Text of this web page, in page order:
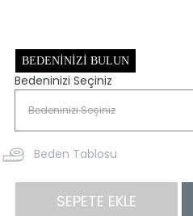
BEDENINIZI BULUN
Bedeninizi Seçiniz
Beden Tablosu
SEPETE EKLE